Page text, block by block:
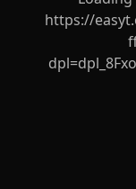
https://